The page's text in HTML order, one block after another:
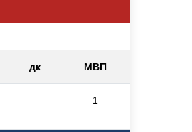
дк МВП
1